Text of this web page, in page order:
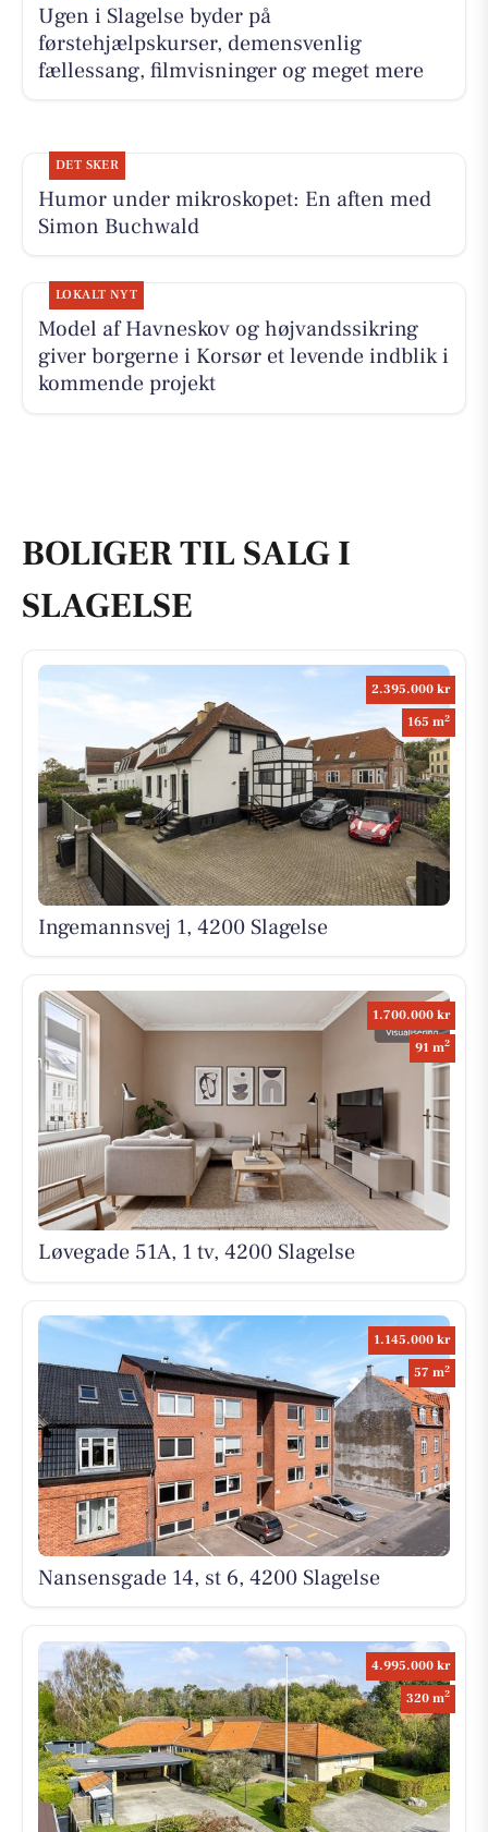
Ugen i Slagelse byder på
førstehjælpskurser, demensvenlig
fællessang, filmvisninger og meget mere
DET SKER
Humor under mikroskopet: En aften med
Simon Buchwald
LOKALT NYT
Model af Havneskov og højvandssikring
giver borgerne i Korsør et levende indblik i
kommende projekt
BOLIGER TIL SALG I
SLAGELSE
2.395.000 kr
165 m2
Ingemannsvej 1, 4200 Slagelse
1.700.000 kr
91 m2
Løvegade 51A, 1 tv, 4200 Slagelse
1.145.000 kr
57 m2
Nansensgade 14, st 6, 4200 Slagelse
4.995.000 kr
320 m2